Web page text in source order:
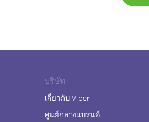
บริษัท
เกี่ยวกับ Viber
ศูนย์กลางแบรนด์